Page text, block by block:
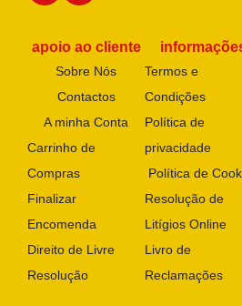
apoio ao cliente
Sobre Nós
Contactos
A minha Conta
Carrinho de
Compras
Finalizar
Encomenda
Direito de Livre
Resolução
Termos e
Condições
Política de
privacidade
Política de
Resolução de
Litígios Online
Livro de
Reclamações